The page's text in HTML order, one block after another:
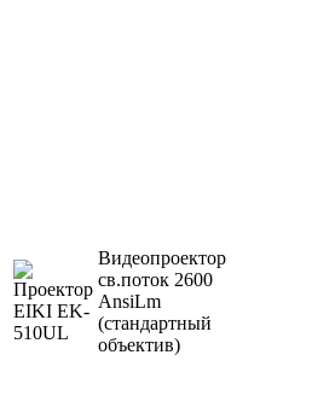
Видеопроектор
св.поток 2600
AnsiLm
(стандартный
объектив)